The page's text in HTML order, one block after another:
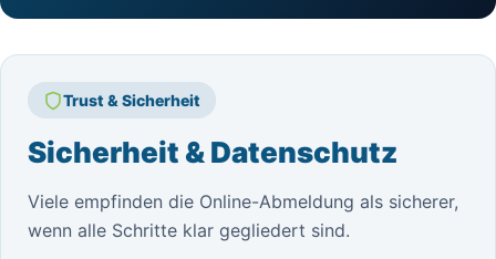
Trust & Sicherheit
Sicherheit & Datenschutz
Viele empfinden die Online-Abmeldung als sicherer,
wenn alle Schritte klar gegliedert sind.